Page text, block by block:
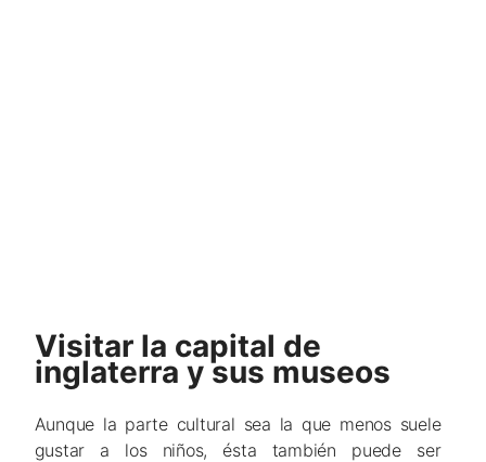
Visitar la capital de
inglaterra y sus museos
Aunque la parte cultural sea la que menos suele
gustar a los niños, ésta también puede ser